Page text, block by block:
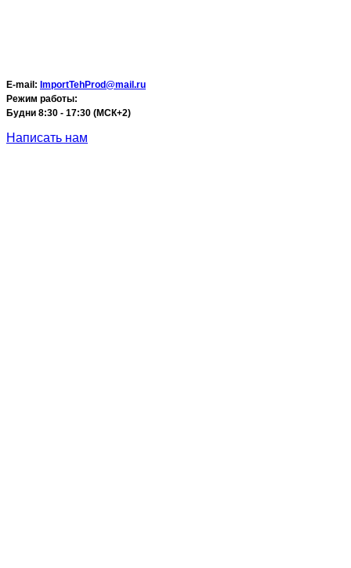
E-mail: ImportTehProd@mail.ru
Режим работы:
Будни 8:30 - 17:30 (МСК+2)
Написать нам